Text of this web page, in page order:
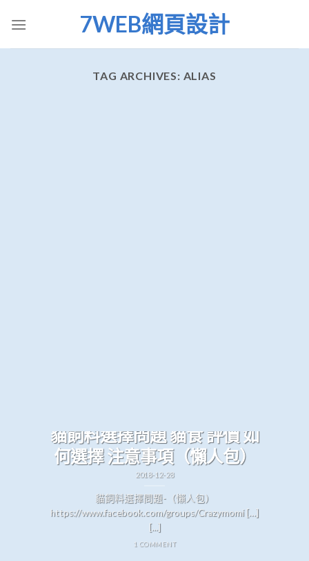
7WEB網頁設計
TAG ARCHIVES: ALIAS
貓飼料選擇問題 貓食 評價 如
何選擇 注意事項（懶人包）
2018-12-28
貓飼料選擇問題-（懶人包）
https://www.facebook.com/groups/Crazymomi […]
[...]
1 COMMENT